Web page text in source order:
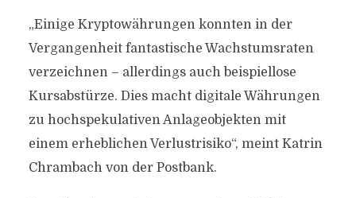
„Einige Kryptowährungen konnten in der
Vergangenheit fantastische Wachstumsraten
verzeichnen – allerdings auch beispiellose
Kursabstürze. Dies macht digitale Währungen
zu hochspekulativen Anlageobjekten mit
einem erheblichen Verlustrisiko“, meint Katrin
Chrambach von der Postbank.